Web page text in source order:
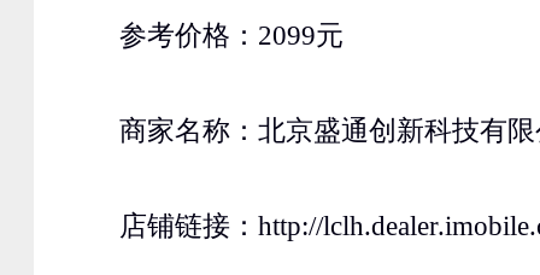
参考价格：2099元
商家名称：北京盛通创新科技有
店铺链接：http://